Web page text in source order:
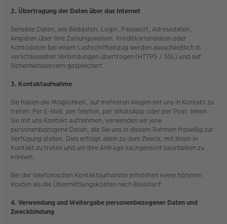
2. Übertragung der Daten über das Internet
Sensible Daten, wie Bilddaten, Login, Passwort, Adressdaten,
Angaben über Ihre Zahlungsweisen, Kreditkartendaten oder
Kontodaten bei einem Lastschrifteinzug werden ausschließlich in
verschlüsselten Verbindungen übertragen (HTTPS / SSL) und auf
Sicherheitsservern gespeichert.
3. Kontaktaufnahme
Sie haben die Möglichkeit, auf mehreren Wegen mit uns in Kontakt zu
treten: Per E-Mail, per Telefon, per WhatsApp oder per Post. Wenn
Sie mit uns Kontakt aufnehmen, verwenden wir jene
personenbezogene Daten, die Sie uns in diesem Rahmen freiwillig zur
Verfügung stellen. Dies erfolgt allein zu dem Zweck, mit Ihnen in
Kontakt zu treten und um Ihre Anfrage sachgerecht bearbeiten zu
können.
Bei der telefonischen Kontaktaufnahme entstehen keine höheren
Kosten als die Übermittlungskosten nach Basistarif.
4. Verwendung und Weitergabe personenbezogener Daten und
Zweckbindung